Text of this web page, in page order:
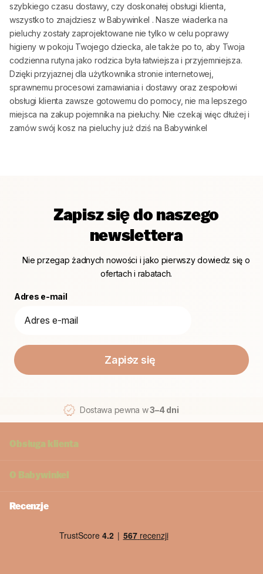
szybkiego czasu dostawy, czy doskonałej obsługi klienta,
wszystko to znajdziesz wBabywinkel . Nasze wiaderka na
pieluchy zostały zaprojektowane nie tylko w celu poprawy
higieny w pokoju Twojego dziecka, ale także po to, aby Twoja
codzienna rutyna jako rodzica była łatwiejsza i przyjemniejsza.
Dzięki przyjaznej dla użytkownika stronie internetowej,
sprawnemu procesowi zamawiania i dostawy oraz zespołowi
obsługi klienta zawsze gotowemu do pomocy, nie ma lepszego
miejsca na zakup pojemnika na pieluchy. Nie czekaj więc dłużej i
zamów swój kosz na pieluchy już dziś na Babywinkel
Zapisz się do naszego
newslettera
Nie przegap żadnych nowości i jako pierwszy dowiedz się o
ofertach i rabatach.
Adres e-mail
Zapisz się
Dostawa pewna w3–4 dni
Obsługa klienta
O Babywinkel
Recenzje